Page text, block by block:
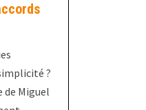
?
de Miguel